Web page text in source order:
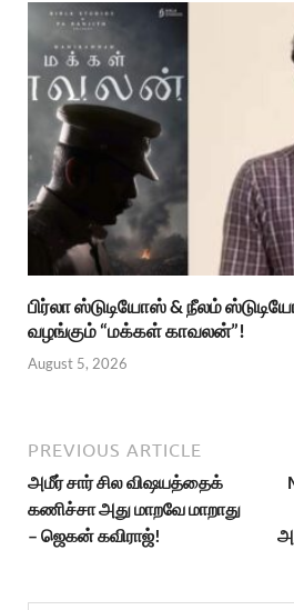
பிர்லா ஸ்டுடியோஸ் & நீலம்
வழங்கும் “மக்கள் காவலன்”!
August 5, 2026
PREVIOUS ARTICLE
அமீர் சார் சில விஷயத்தைக்
கணிச்சா அது மாறவே மாறாது
– ஜெகன் கவிராஜ்!